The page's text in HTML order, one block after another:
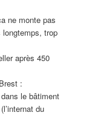
ne monte pas
trop
après 450
:
le bâtiment
du